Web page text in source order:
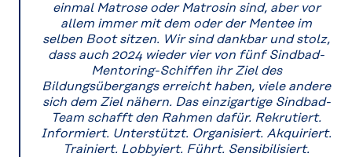
einmal Matrose oder Matrosin sind, aber vor
allem immer mit dem oder der Mentee im
selben Boot sitzen. Wir sind dankbar und stolz,
dass auch 2024 wieder vier von fünf Sindbad-
Mentoring-Schiffen ihr Ziel des
Bildungsübergangs erreicht haben, viele andere
sich dem Ziel nähern. Das einzigartige Sindbad-
Team schafft den Rahmen dafür. Rekrutiert.
Informiert. Unterstützt. Organisiert. Akquiriert.
Trainiert. Lobbyiert. Führt. Sensibilisiert.